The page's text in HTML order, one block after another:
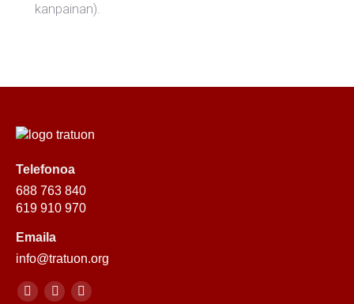
kanpainan).
Telefonoa
688 763 840
619 910 970
Emaila
info@tratuon.org
Sare sozialak:
Youtube
TwitterYoutube